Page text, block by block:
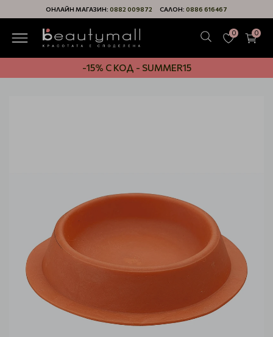
ОНЛАЙН МАГАЗИН: 0882 009872 САЛОН: 0886 616467
0 0
-15% С КОД - SUMMER15